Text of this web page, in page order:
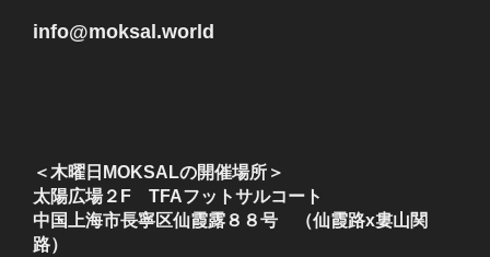
info@moksal.world
＜木曜日MOKSALの開催場所＞
太陽広場２F TFAフットサルコート
中国上海市長寧区仙霞露８８号 （仙霞路x婁山関
路）